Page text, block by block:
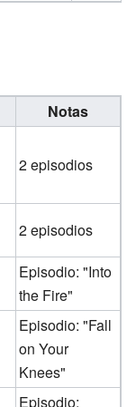
Notas
2 episodios
2 episodios
Episodio: "Into
the Fire"
Episodio: "Fall
on Your
Knees"
Episodio: